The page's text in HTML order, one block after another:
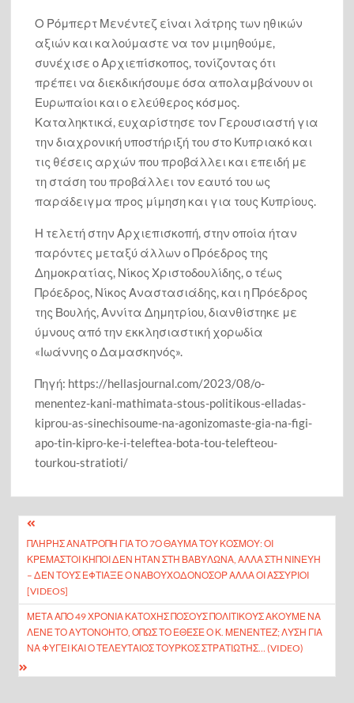
Ο Ρόμπερτ Μενέντεζ είναι λάτρης των ηθικών
αξιών και καλούμαστε να τον μιμηθούμε,
συνέχισε ο Αρχιεπίσκοπος, τονίζοντας ότι
πρέπει να διεκδικήσουμε όσα απολαμβάνουν οι
Ευρωπαίοι και ο ελεύθερος κόσμος.
Καταληκτικά, ευχαρίστησε τον Γερουσιαστή για
την διαχρονική υποστήριξή του στο Κυπριακό και
τις θέσεις αρχών που προβάλλει και επειδή με
τη στάση του προβάλλει τον εαυτό του ως
παράδειγμα προς μίμηση και για τους Κυπρίους.
Η τελετή στην Αρχιεπισκοπή, στην οποία ήταν
παρόντες μεταξύ άλλων ο Πρόεδρος της
Δημοκρατίας, Νίκος Χριστοδουλίδης, ο τέως
Πρόεδρος, Νίκος Αναστασιάδης, και η Πρόεδρος
της Βουλής, Αννίτα Δημητρίου, διανθίστηκε με
ύμνους από την εκκλησιαστική χορωδία
«Ιωάννης ο Δαμασκηνός».
Πηγή: https://hellasjournal.com/2023/08/o-
menentez-kani-mathimata-stous-politikous-elladas-
kiprou-as-sinechisoume-na-agonizomaste-gia-na-figi-
apo-tin-kipro-ke-i-teleftea-bota-tou-telefteou-
tourkou-stratioti/
Πλοήγηση
άρθρων
ΠΛΉΡΗΣ ΑΝΑΤΡΟΠΉ ΓΙΑ ΤΟ 7Ο ΘΑΎΜΑ ΤΟΥ ΚΌΣΜΟΥ: ΟΙ
ΚΡΕΜΑΣΤΟΊ ΚΉΠΟΙ ΔΕΝ ΉΤΑΝ ΣΤΗ ΒΑΒΥΛΏΝΑ, ΑΛΛΆ ΣΤΗ ΝΙΝΕΥΉ
– ΔΕΝ ΤΟΥΣ ΈΦΤΙΑΞΕ Ο ΝΑΒΟΥΧΟΔΟΝΌΣΟΡ ΑΛΛΆ ΟΙ ΑΣΣΎΡΙΟΙ
[VIDEOS]
ΜΕΤΆ ΑΠΌ 49 ΧΡΌΝΙΑ ΚΑΤΟΧΉΣ ΠΌΣΟΥΣ ΠΟΛΙΤΙΚΟΎΣ ΑΚΟΎΜΕ ΝΑ
ΛΈΝΕ ΤΟ ΑΥΤΟΝΌΗΤΟ, ΌΠΩΣ ΤΟ ΈΘΕΣΕ Ο Κ. ΜΕΝΈΝΤΕΖ; ΛΎΣΗ ΓΙΑ
ΝΑ ΦΎΓΕΙ ΚΑΙ Ο ΤΕΛΕΥΤΑΊΟΣ ΤΟΎΡΚΟΣ ΣΤΡΑΤΙΏΤΗΣ… (VIDEO)